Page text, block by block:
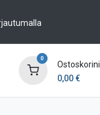
0
Ostoskorini
0,00€